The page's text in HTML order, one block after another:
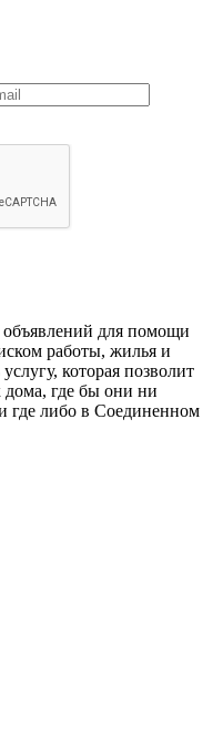
для помощи
работы, жилья и
которая позволит
дома, где бы они ни
где либо в Соединенном